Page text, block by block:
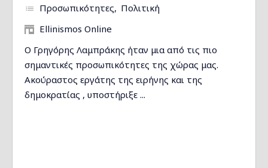
Προσωπικότητες
Πολιτική
Ellinismos Online
Ο Γρηγόρης Λαμπράκης ήταν μια από τις πιο
σημαντικές προσωπικότητες της χώρας μας.
Ακούραστος εργάτης της ειρήνης και της
δημοκρατίας , υποστήριξε ...